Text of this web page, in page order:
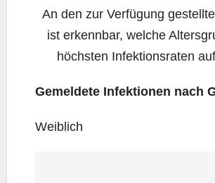
An den zur Ver­fü­gung
ist erkenn­bar, wel­che
höchs­ten Infek­ti­ons­ra­ten
Gemel­de­te Infek­tio­nen nach
Weib­lich